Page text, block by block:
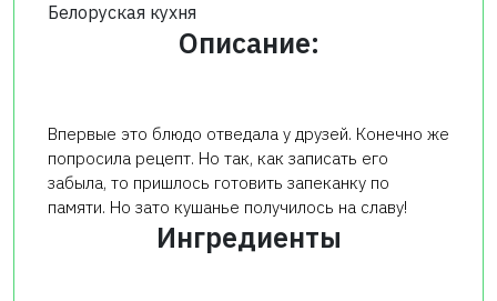
Белоруская кухня
Описание:
Впервые это блюдо отведала у друзей. Конечно же
попросила рецепт. Но так, как записать его
забыла, то пришлось готовить запеканку по
памяти. Но зато кушанье получилось на славу!
Ингредиенты